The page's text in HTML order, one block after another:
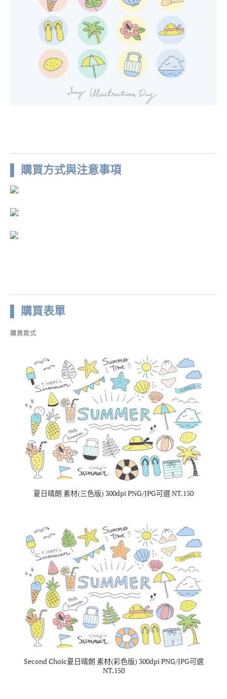
▌ 購買方式與注意事項
▌ 購買表單
購買款式
夏日晴朗 素材(三色版) 300dpi PNG/JPG可選 NT.150
Second Choic夏日晴朗 素材(彩色版) 300dpi PNG/JPG可選
NT.150